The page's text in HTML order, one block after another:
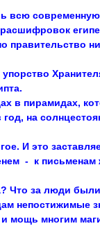
всю современную
правительство
в пирамидах,
на
И это
- к письменам
Что за люди
непостижимые
мощь многим